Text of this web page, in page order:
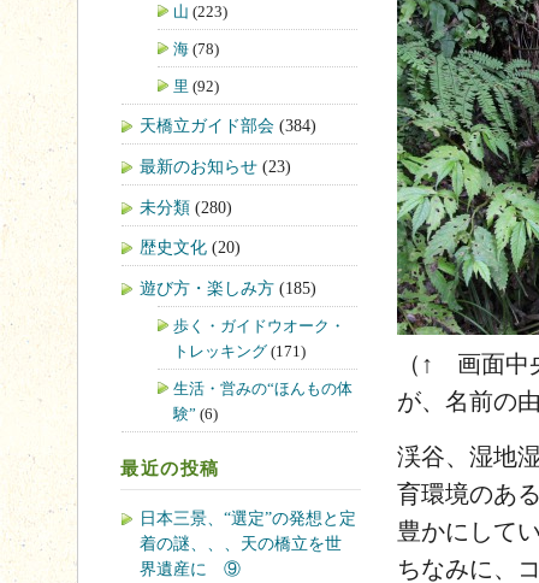
（↑ 画面中
が、名前の
渓谷、湿地
育環境のあ
豊かにして
ちなみに、
山 (223)
海 (78)
里 (92)
天橋立ガイド部会 (384)
最新のお知らせ (23)
未分類 (280)
歴史文化 (20)
遊び方・楽しみ方 (185)
歩く・ガイドウオーク・
トレッキング (171)
生活・営みの“ほんもの体
験” (6)
最近の投稿
日本三景、“選定”の発想と定
着の謎、、、天の橋立を世
界遺産に ⑨